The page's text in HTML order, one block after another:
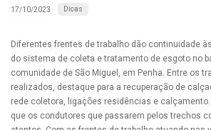
17/10/2023 Dicas
Diferentes frentes de trabalho dão continuidade
do sistema de coleta e tratamento de esgoto no
comunidade de São Miguel, em Penha. Entre os
realizados, destaque para a recuperação de
rede coletora, ligações residências e
que os condutores que passarem pelos trechos